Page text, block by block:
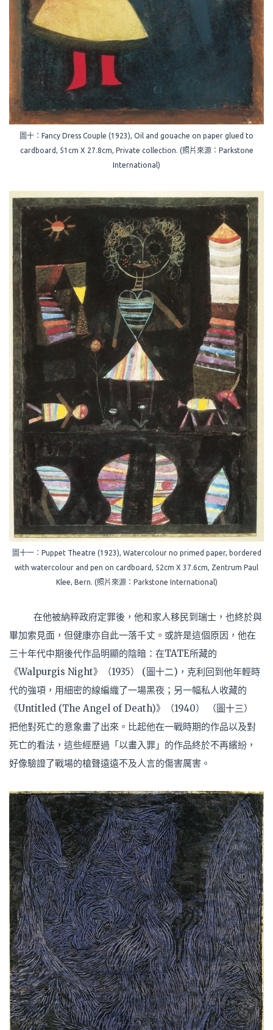
圖十：Fancy Dress Couple (1923), Oil and gouache on paper glued to
cardboard, 51cm X 27.8cm, Private collection. (照片來源：Parkstone
International)
圖十一：Puppet Theatre (1923), Watercolour no primed paper, bordered
with watercolour and pen on cardboard, 52cm X 37.6cm, Zentrum Paul
Klee, Bern. (照片來源：Parkstone International)
在他被納粹政府定罪後，他和家人移民到瑞士，也終於與
畢加索見面，但健康亦自此一落千丈。或許是這個原因，他在
三十年代中期後代作品明顯的陰暗：在TATE所藏的
《Walpurgis Night》（1935） (圖十二)，克利回到他年輕時
代的強項，用細密的線編織了一場黑夜；另一幅私人收藏的
《Untitled (The Angel of Death)》（1940） （圖十三）
把他對死亡的意象畫了出來。比起他在一戰時期的作品以及對
死亡的看法，這些經歷過「以畫入罪」的作品終於不再繽紛，
好像驗證了戰場的槍聲遠遠不及人言的傷害厲害。